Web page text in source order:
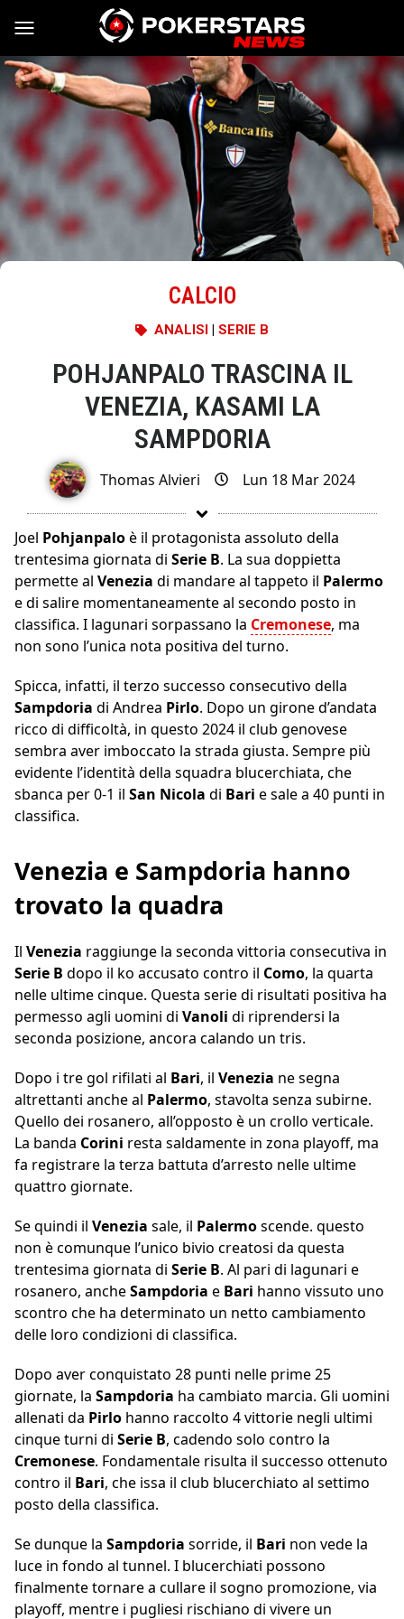
Vai al contenuto
CALCIO
ANALISI | SERIE B
POHJANPALO TRASCINA IL
VENEZIA, KASAMI LA
SAMPDORIA
Thomas Alvieri Lun 18 Mar 2024
Joel Pohjanpaloè il protagonista assoluto della
trentesima giornata di Serie B. La sua doppietta
permette al Venezia di mandare al tappeto il Palermo
e di salire momentaneamente al secondo posto in
classifica. I lagunari sorpassano la Cremonese, ma
non sono l’unica nota positiva del turno.
Spicca, infatti, il terzo successo consecutivo della
Sampdoria di Andrea Pirlo. Dopo un girone d’andata
ricco di difficoltà, in questo 2024 il club genovese
sembra aver imboccato la strada giusta. Sempre più
evidente l’identità della squadra blucerchiata, che
sbanca per 0-1 il San Nicola di Bari e sale a 40 punti in
classifica.
Venezia e Sampdoria hanno
trovato la quadra
Il Venezia raggiunge la seconda vittoria consecutiva in
Serie B dopo il ko accusato contro il Como, la quarta
nelle ultime cinque. Questa serie di risultati positiva ha
permesso agli uomini di Vanoli di riprendersi la
seconda posizione, ancora calando un tris.
Dopo i tre gol rifilati al Bari, il Venezia ne segna
altrettanti anche al Palermo, stavolta senza subirne.
Quello dei rosanero, all’opposto è un crollo verticale.
La banda Corini resta saldamente in zona playoff, ma
fa registrare la terza battuta d’arresto nelle ultime
quattro giornate.
Se quindi il Venezia sale, il Palermoscende. questo
non è comunque l’unico bivio creatosi da questa
trentesima giornata di Serie B. Al pari di lagunari e
rosanero, ancheSampdoria e Bari hanno vissuto uno
scontro che ha determinato un netto cambiamento
delle loro condizioni di classifica.
Dopo aver conquistato 28 punti nelle prime 25
giornate, la Sampdoria ha cambiato marcia. Gli uomini
allenati da Pirlo hanno raccolto 4 vittorie negli ultimi
cinque turni di Serie B, cadendo solo contro la
Cremonese. Fondamentale risulta il successo ottenuto
contro il Bari, che issa il club blucerchiato al settimo
posto della classifica.
Se dunque la Sampdoria sorride, il Bari non vede la
luce in fondo al tunnel. I blucerchiati possono
finalmente tornare a cullare il sogno promozione, via
playoff, mentre i pugliesi rischiano di vivere un